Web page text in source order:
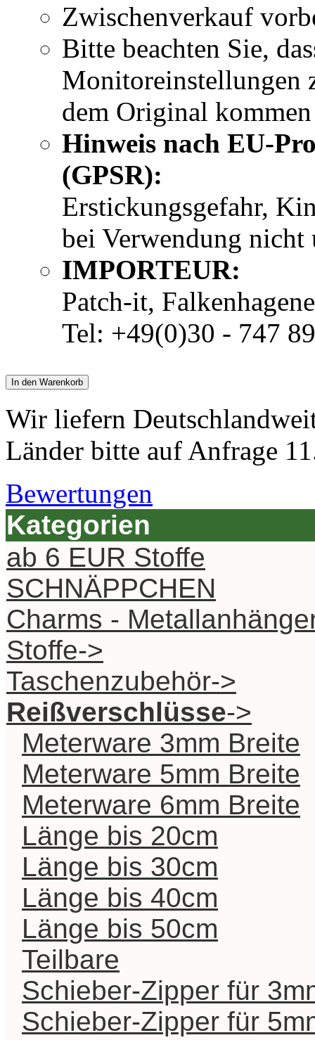
Zwischenverkauf
Bitte beachten Sie,
Monitoreinstellungen
dem Original
Hinweis nach EU-
(GPSR):
Erstickungsgefahr,
bei Verwendung nicht
IMPORTEUR:
Patch-it,
Tel: +49(0)30 - 747
In den Warenkorb
Wir liefern
Länder bitte auf Anfrage
Bewertungen
Kategorien
ab 6 EUR Stoffe
SCHNÄPPCHEN
Charms -
Stoffe->
Taschenzubehör->
Reißverschlüsse->
Meterware 3mm Breite
Meterware 5mm Breite
Meterware 6mm Breite
Länge bis 20cm
Länge bis 30cm
Länge bis 40cm
Länge bis 50cm
Teilbare
Schieber-Zipper für
Schieber-Zipper für